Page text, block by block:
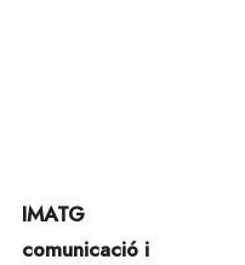
IMATG
comunicació i